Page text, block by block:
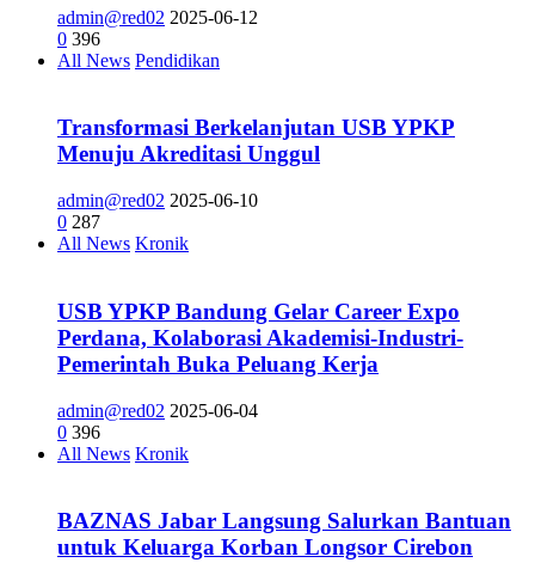
admin@red02 2025-06-12
0 396
All News Pendidikan
Transformasi Berkelanjutan USB YPKP
Menuju Akreditasi Unggul
admin@red02 2025-06-10
0 287
All News Kronik
USB YPKP Bandung Gelar Career Expo
Perdana, Kolaborasi Akademisi-Industri-
Pemerintah Buka Peluang Kerja
admin@red02 2025-06-04
0 396
All News Kronik
BAZNAS Jabar Langsung Salurkan Bantuan
untuk Keluarga Korban Longsor Cirebon